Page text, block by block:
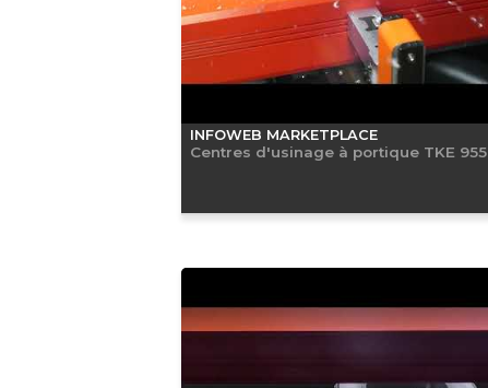
INFOWEB MARKETPLACE
Centres d'usinage à portique TKE 955